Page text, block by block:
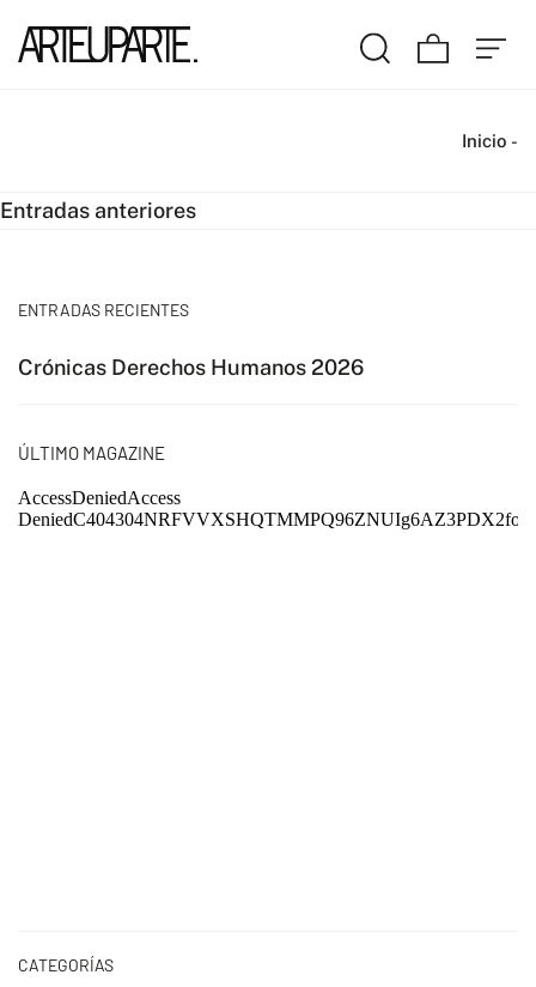
Inicio -
Navegación
entradas
Entradas anteriores
ENTRADAS RECIENTES
Crónicas Derechos Humanos 2026
ÚLTIMO MAGAZINE
CATEGORÍAS